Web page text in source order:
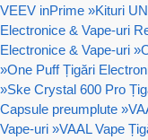
VEEV inPrime »Kituri
Electronice & Vape-uri
Electronice & Vape-uri »
»One Puff Țigări
»Ske Crystal 600 Pro
Capsule preumplute »
Vape-uri »VAAL Vape